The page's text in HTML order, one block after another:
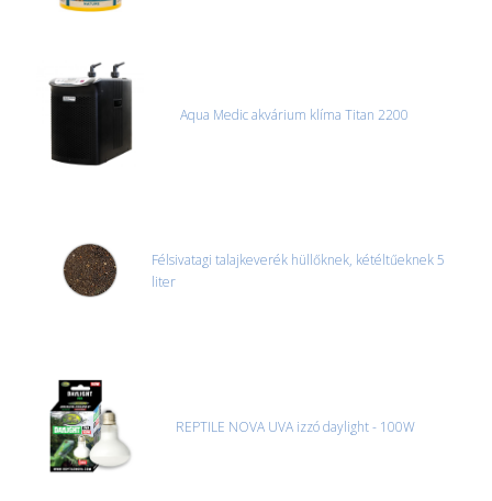
Aqua Medic akvárium klíma Titan 2200
Félsivatagi talajkeverék hüllőknek, kétéltűeknek 5
liter
REPTILE NOVA UVA izzó daylight - 100W